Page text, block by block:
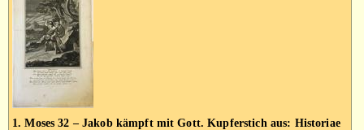
1. Moses 32 – Jakob kämpft mit Gott. Kupferstich aus: Historiae